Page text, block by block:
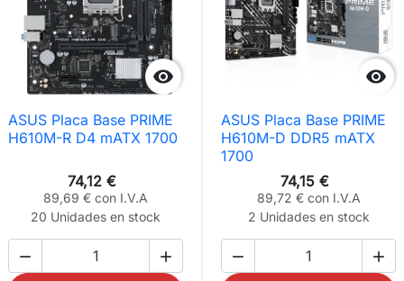

ASUS Placa Base PRIME
H610M-R D4 mATX 1700
74,12 €
89,69 € con I.V.A
20 Unidades en stock
 

ASUS Placa Base PRIME
H610M-D DDR5 mATX
1700
74,15 €
89,72 € con I.V.A
2 Unidades en stock
 